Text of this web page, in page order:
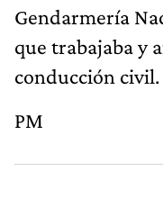
Gendarmería
que trabajaba y
conducción civil.
PM